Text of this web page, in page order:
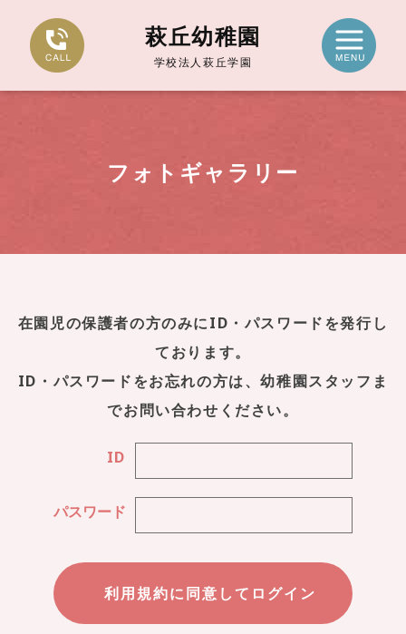
萩丘幼稚園
学校法人萩丘学園
フォトギャラリー
在園児の保護者の方のみにID・パスワードを発行し
ております。
ID・パスワードをお忘れの方は、幼稚園スタッフま
でお問い合わせください。
ID
パスワード